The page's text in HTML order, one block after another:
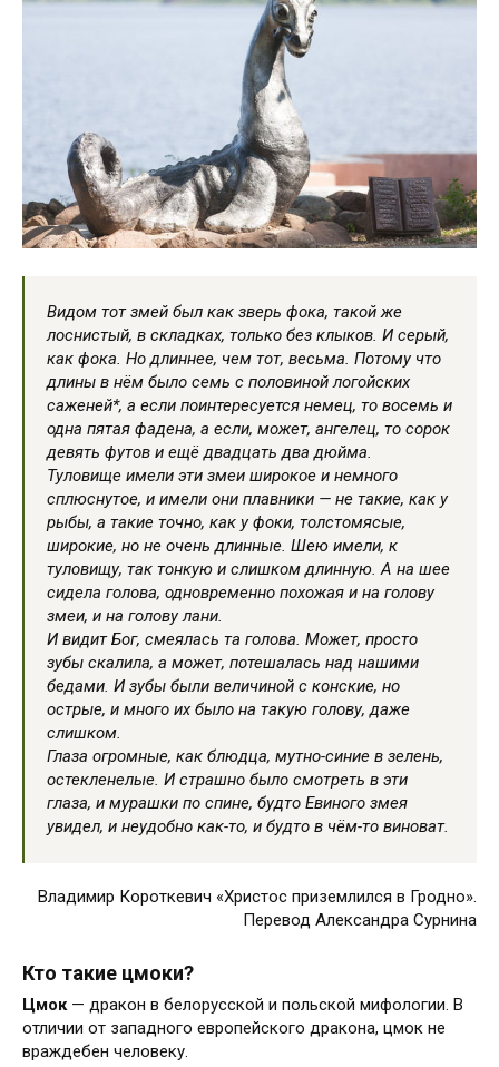
Видом тот змей был как зверь фока, такой же
лоснистый, в складках, только без клыков. И серый,
как фока. Но длиннее, чем тот, весьма. Потому что
длины в нём было семь с половиной логойских
саженей*, а если поинтересуется немец, то восемь и
одна пятая фадена, а если, может, ангелец, то сорок
девять футов и ещё двадцать два дюйма.
Туловище имели эти змеи широкое и немного
сплюснутое, и имели они плавники — не такие, как у
рыбы, а такие точно, как у фоки, толстомясые,
широкие, но не очень длинные. Шею имели, к
туловищу, так тонкую и слишком длинную. А на шее
сидела голова, одновременно похожая и на голову
змеи, и на голову лани.
И видит Бог, смеялась та голова. Может, просто
зубы скалила, а может, потешалась над нашими
бедами. И зубы были величиной с конские, но
острые, и много их было на такую голову, даже
слишком.
Глаза огромные, как блюдца, мутно-синие в зелень,
остекленелые. И страшно было смотреть в эти
глаза, и мурашки по спине, будто Евиного змея
увидел, и неудобно как-то, и будто в чём-то виноват.
Владимир Короткевич «Христос приземлился в Гродно».
Перевод Александра Сурнина
Кто такие цмоки?
Цмок— дракон в белорусской и польской мифологии. В
отличии от западного европейского дракона, цмок не
враждебен человеку.